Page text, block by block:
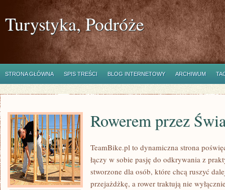
Turystyka, Podróże
STRONA GŁÓWNA SPIS TREŚCI BLOG INTERNETOWY ARCHIWUM
Rowerem przez
TeamBike.pl to dynamiczna strona
łączy w sobie pasję do odkrywania z
stworzone dla osób, które chcą ruszyć
przejażdżkę, a rower traktują nie